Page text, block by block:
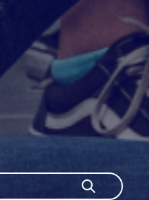
Szukaj